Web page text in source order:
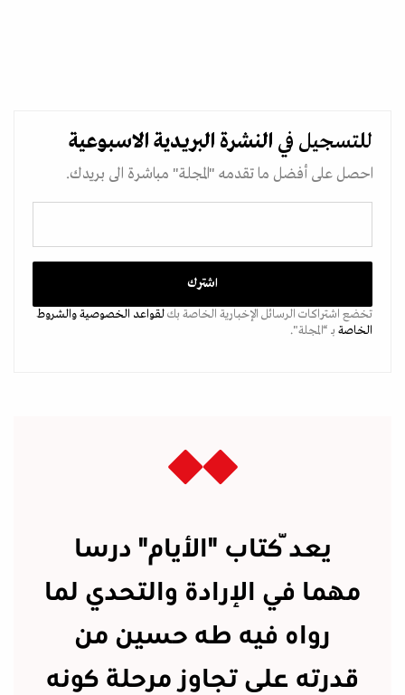
للتسجيل في النشرة البريدية الاسبوعية
احصل على أفضل ما تقدمه "المجلة" مباشرة الى بريدك.
تخضع اشتراكات الرسائل الإخبارية الخاصة بكلقواعد الخصوصيةوالشروط
الخاصة بـ “المجلة".
يعدّ كتاب "الأيام" درسا
مهما في الإرادة والتحدي لما
رواه فيه طه حسين من
قدرته على تجاوز مرحلة كونه